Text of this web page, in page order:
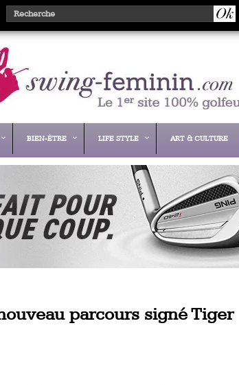
BIEN-ÊTRE LIFE STYLE ART & CULTURE
parcours signé Tiger